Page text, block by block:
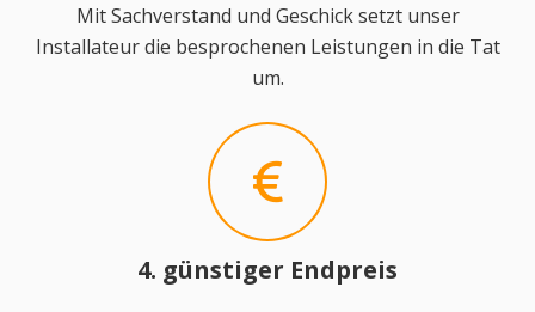
Mit Sachverstand und Geschick setzt unser
Installateur die besprochenen Leistungen in die Tat
um.
4. günstiger Endpreis